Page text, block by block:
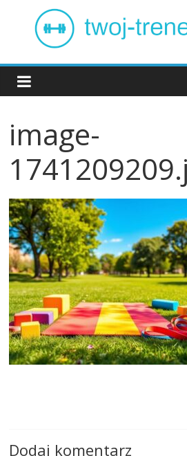
content
Twój
trener
image-
Dodaj komentarz